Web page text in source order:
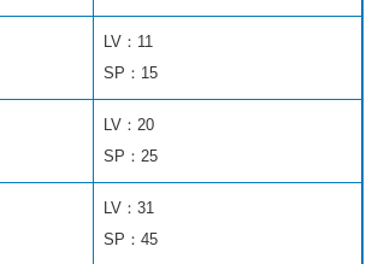
LV：11
SP：15
LV：20
SP：25
LV：31
SP：45